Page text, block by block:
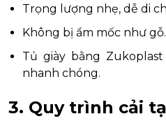
Trọng lượng nhẹ, dễ di
Không bị ẩm mốc như gỗ.
Tủ giày bằng
nhanh chóng.
3. Quy trình cải